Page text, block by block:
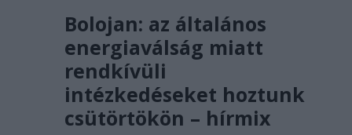
Bolojan: az általános
energiaválság miatt
rendkívüli
intézkedéseket hoztunk
csütörtökön – hírmix